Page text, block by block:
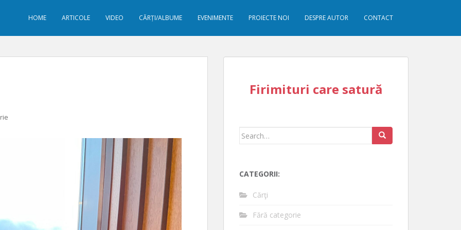
HOME ARTICOLE VIDEO CĂRȚI/ALBUME EVENIMENTE PROIECTE NOI DESPRE AUTOR CONTACT
Firimituri care satură
Search
CATEGORII:
Cărţi
Fără categorie